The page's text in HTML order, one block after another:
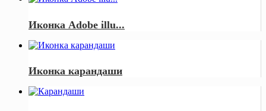
Иконка Adobe illu...
Иконка карандаши